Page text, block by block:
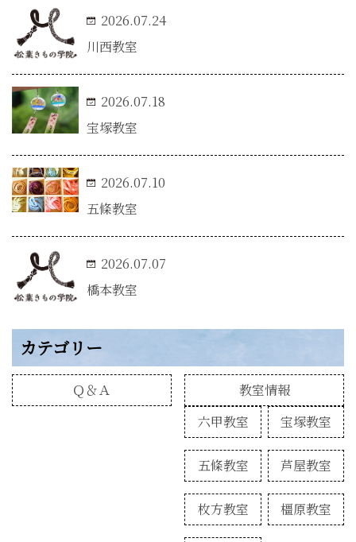
川西教室
2026.07.24
宝塚教室
2026.07.18
五條教室
2026.07.10
橋本教室
2026.07.07
カテゴリー
Ｑ＆Ａ
教室情報
六甲教室
宝塚教室
五條教室 芦屋教室
枚方教室 橿原教室